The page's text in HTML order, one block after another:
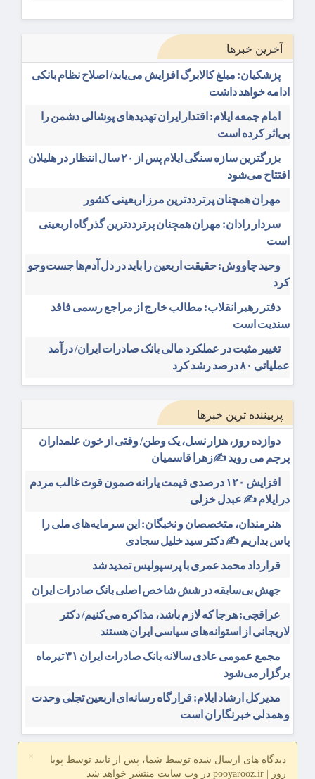
آخرین خبرها
پزشکیان: مبلغ کالابرگ افزایش می‌یابد/ اصلاح نظام بانکی
ادامه خواهد داشت
امام جمعه ایلام: اقتدار ایران تهدیدهای پوشالی دشمن را
بی‌اثر کرده است
بزرگترین سازه سنگی ایلام پس از ۲۰ سال انتظار در هلیلان
افتتاح می‌شود
مهران همچنان پرترددترین مرز اربعینی کشور
سردار رادان: مهران همچنان پرترددترین گذرگاه اربعینی
است
وحید چاووش: حقیقت اربعین را باید در دل آدم‌ها جست‌وجو
کرد
دفتر رهبر انقلاب: مطالب خارج از مراجع رسمی فاقد
سندیت است
تغییر مثبت در عملکرد مالی بانک صادرات ایران/ درآمد
عملیاتی ۸۰ درصد رشد کرد
پربیننده ترین خبرها
دوازده روز، هزار نسل، یک وطن/ وقتی از خون علمداران
پرچم می روید ✍️زهرا قاسمیان
افزایش ۱۲۰ درصدی قیمت یارانه صمون قوت غالب مردم
در ایلام ✍️ عبدل خزلی
هنرمندان، متخصصان و نخبگان: این سرمایه‌های ملی را
پاس بداریم ✍️ دکتر سید خلیل سجادی
قرارداد محمد عمری با پرسپولیس تمدید شد
جهش بی‌سابقه در شش شاخص اصلی بانک صادرات ایران
عراقچی: هرجا که لازم باشد، مذاکره می‌کنیم/ دکتر
لاریجانی از استوانه‌های سیاسی ایران هستند
مجمع عمومی عادی سالانه بانک صادرات ایران ۳۱ تیرماه
برگزار می‌شود
مدیرکل ارشاد ایلام: قرارگاه رسانه‌ای اربعین تجلی وحدت
و همدلی خبرنگاران است
×
دیدگاه های ارسال شده توسط شما، پس از تایید توسط پویا
روز | pooyarooz.ir در وب سایت منتشر خواهد شد